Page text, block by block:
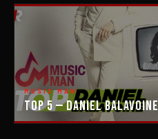
MUSIC MAN
Top 5 — Daniel Balavoine